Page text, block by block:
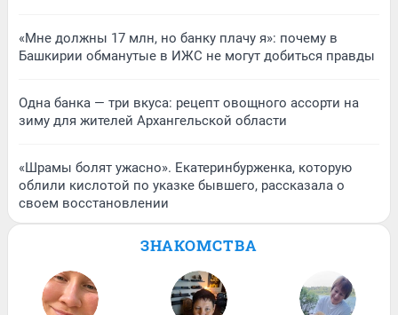
«Мне должны 17 млн, но банку плачу я»: почему в
Башкирии обманутые в ИЖС не могут добиться правды
Одна банка — три вкуса: рецепт овощного ассорти на
зиму для жителей Архангельской области
«Шрамы болят ужасно». Екатеринбурженка, которую
облили кислотой по указке бывшего, рассказала о
своем восстановлении
ЗНАКОМСТВА